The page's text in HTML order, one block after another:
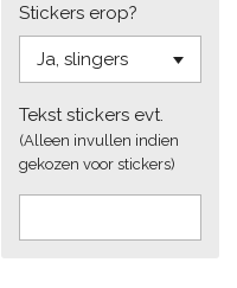
Stickers erop?
Tekst stickers evt.
(Alleen invullen indien
gekozen voor stickers)